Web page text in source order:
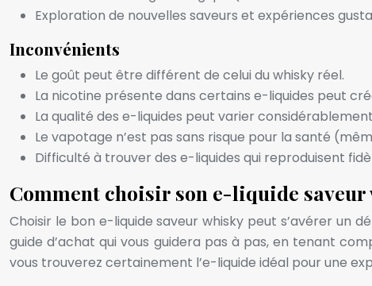
Exploration de nouvelles saveurs et expériences
Inconvénients
Le goût peut être différent de celui du whisky réel.
La nicotine présente dans certains e-liquides peut
La qualité des e-liquides peut varier
Le vapotage n’est pas sans risque pour la santé
Difficulté à trouver des e-liquides qui reproduisent
Comment choisir son e-liquide saveur
Choisir le bon e-liquide saveur whisky peut s’avérer un
guide d’achat qui vous guidera pas à pas, en tenant
vous trouverez certainement l’e-liquide idéal pour une